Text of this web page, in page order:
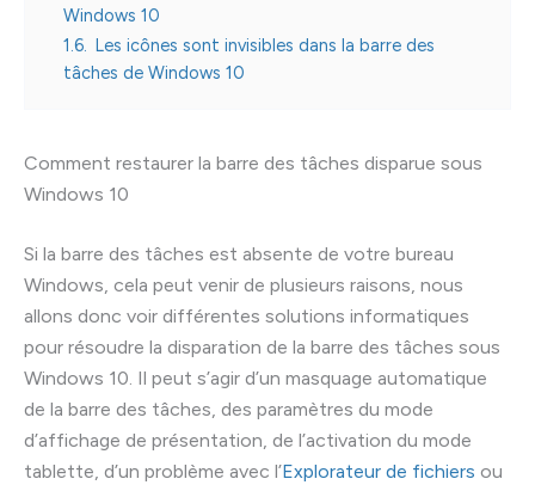
Windows 10
1.6. Les icônes sont invisibles dans la barre des
tâches de Windows 10
Comment restaurer la barre des tâches disparue sous
Windows 10
Si la barre des tâches est absente de votre bureau
Windows, cela peut venir de plusieurs raisons, nous
allons donc voir différentes solutions informatiques
pour résoudre la disparation de la barre des tâches sous
Windows 10. Il peut s’agir d’un masquage automatique
de la barre des tâches, des paramètres du mode
d’affichage de présentation, de l’activation du mode
tablette, d’un problème avec l’Explorateur de fichiers ou